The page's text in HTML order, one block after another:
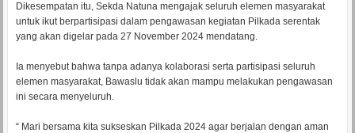
Dikesempatan itu, Sekda Natuna mengajak seluruh elemen masyarakat
untuk ikut berpartisipasi dalam pengawasan kegiatan Pilkada serentak
yang akan digelar pada 27 November 2024 mendatang.
Ia menyebut bahwa tanpa adanya kolaborasi serta partisipasi seluruh
elemen masyarakat, Bawaslu tidak akan mampu melakukan pengawasan
ini secara menyeluruh.
“ Mari bersama kita sukseskan Pilkada 2024 agar berjalan dengan aman